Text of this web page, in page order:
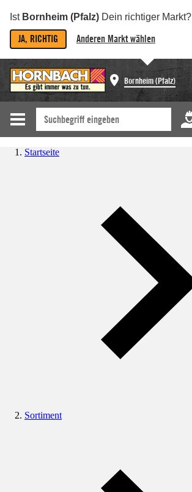
Ist Bornheim (Pfalz) Dein richtiger Markt?
JA, RICHTIG Anderen Markt wählen
Bornheim (Pfalz)
Startseite
Sortiment